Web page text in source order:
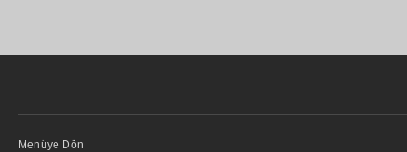
Menüye Dön